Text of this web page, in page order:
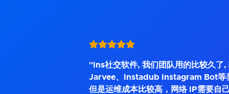
"Ins社交软件, 我们团队用的比较久了,
Jarvee、Instadub Instagram Bot等
但是运维成本比较高，网络 IP需要自